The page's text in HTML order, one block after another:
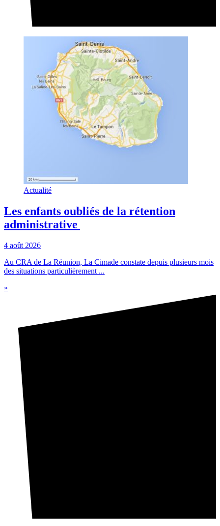
Actualité
Les enfants oubliés de la rétention
administrative
4 août 2026
Au CRA de La Réunion, La Cimade constate depuis plusieurs mois
des situations particulièrement ...
»